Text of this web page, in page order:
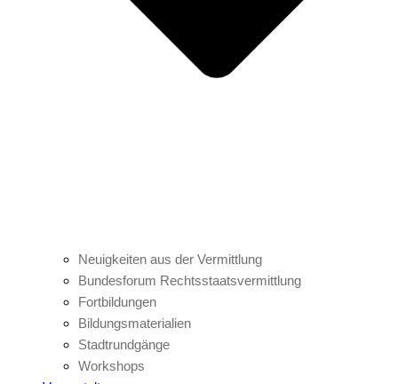
Neuigkeiten aus der Vermittlung
Bundesforum Rechtsstaatsvermittlung
Fortbildungen
Bildungsmaterialien
Stadtrundgänge
Workshops